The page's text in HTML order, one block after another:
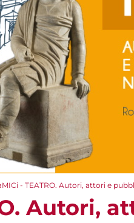
- TEATRO. Autori, attori e
Autori,